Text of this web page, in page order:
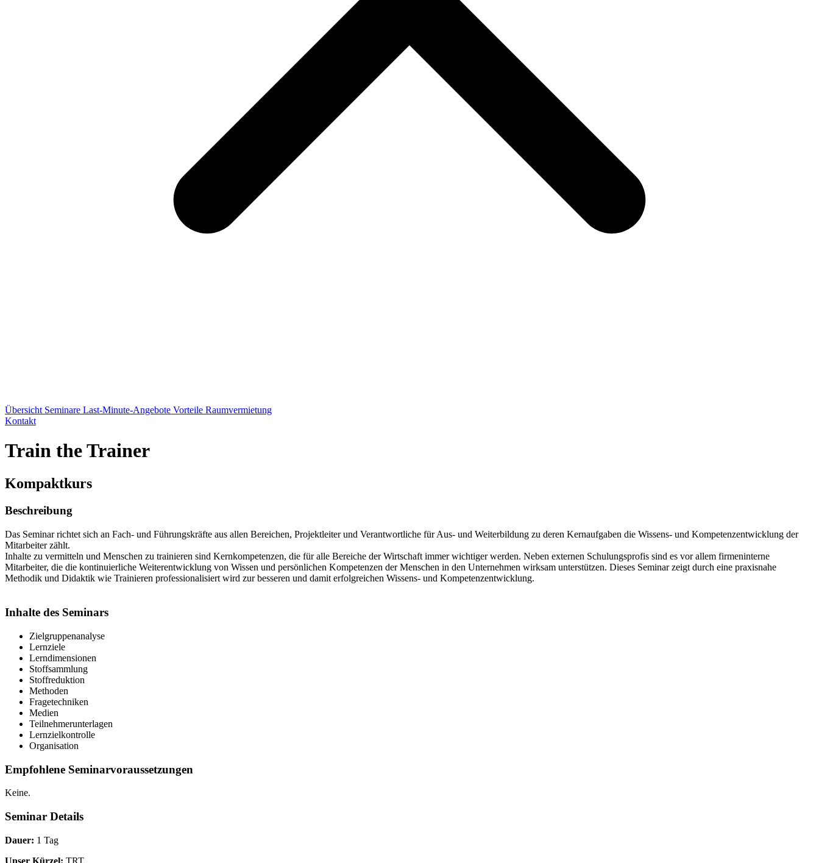
Übersicht Seminare Last-Minute-Angebote Vorteile Raumvermietung
Kontakt
Train the Trainer
Kompaktkurs
Beschreibung
Das Seminar richtet sich an Fach- und Führungskräfte aus allen Bereichen, Projektleiter und Verantwortliche für Aus- und Weiterbildung zu deren Kernaufgaben die Wissens- und Kompetenzentwicklung der
Mitarbeiter zählt.
Inhalte zu vermitteln und Menschen zu trainieren sind Kernkompetenzen, die für alle Bereiche der Wirtschaft immer wichtiger werden. Neben externen Schulungsprofis sind es vor allem firmeninterne
Mitarbeiter, die die kontinuierliche Weiterentwicklung von Wissen und persönlichen Kompetenzen der Menschen in den Unternehmen wirksam unterstützen. Dieses Seminar zeigt durch eine praxisnahe
Methodik und Didaktik wie Trainieren professionalisiert wird zur besseren und damit erfolgreichen Wissens- und Kompetenzentwicklung.
Inhalte des Seminars
Zielgruppenanalyse
Lernziele
Lerndimensionen
Stoffsammlung
Stoffreduktion
Methoden
Fragetechniken
Medien
Teilnehmerunterlagen
Lernzielkontrolle
Organisation
Empfohlene Seminarvoraussetzungen
Keine.
Seminar Details
Dauer: 1 Tag
Unser Kürzel: TRT